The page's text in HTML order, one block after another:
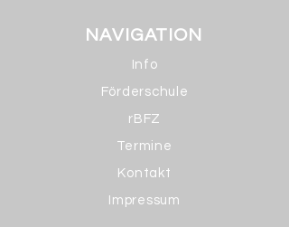
NAVIGATION
Info
Förderschule
rBFZ
Termine
Kontakt
Impressum